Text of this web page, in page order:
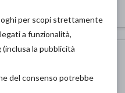
per scopi strettamente
a funzionalità,
la pubblicità
del consenso potrebbe